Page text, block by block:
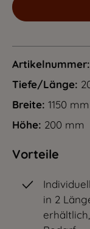
Artikelnummer:
Tiefe/Länge:
Breite: 1150 mm
Höhe: 200 mm
Vorteile
in 2